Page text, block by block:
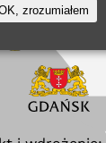
zrozumiałem